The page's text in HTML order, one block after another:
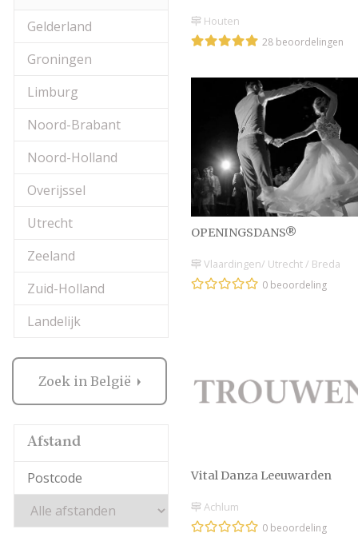
Gelderland
Groningen
Limburg
Noord-Brabant
Noord-Holland
Overijssel
Utrecht
Zeeland
Zuid-Holland
Landelijk
Zoek in België
Afstand
Houten
28 beoordelingen
OPENINGSDANS®
Vlaardingen/ Utrecht / Breda
0 beoordeling
Vital Danza Leeuwarden
Achlum
0 beoordeling